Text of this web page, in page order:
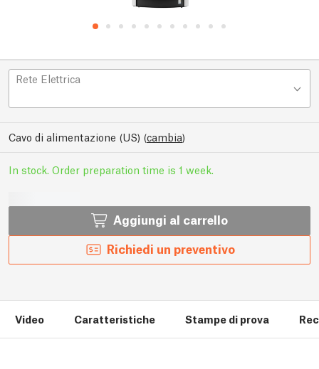
Rete Elettrica
Cavo di alimentazione (US) (cambia)
In stock. Order preparation time is 1 week.
Aggiungi al carrello
Richiedi un preventivo
Video Caratteristiche Stampe di prova